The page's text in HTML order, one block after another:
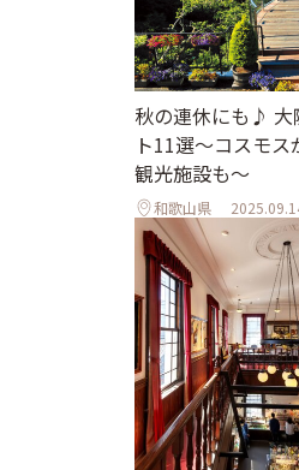
秋の連休にも♪ 大
ト11選～コスモ
観光施設も～
和歌山県